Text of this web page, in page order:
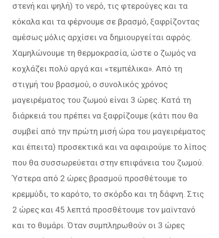
στενή και ψηλή) το νερό, τις φτερούγες και τα
κόκαλα και τα φέρνουμε σε βρασμό, ξαφρίζοντας
αμέσως μόλις αρχίσει να δημιουργείται αφρός.
Χαμηλώνουμε τη θερμοκρασία, ώστε ο ζωμός να
κοχλάζει πολύ αργά και «τεμπέλικα». Από τη
στιγμή του βρασμού, ο συνολικός χρόνος
μαγειρέματος του ζωμού είναι 3 ώρες. Κατά τη
διάρκειά του πρέπει να ξαφρίζουμε (κάτι που θα
συμβεί από την πρώτη μισή ώρα του μαγειρέματος
και έπειτα) προσεκτικά και να αφαιρούμε το λίπος
που θα συσσωρεύεται στην επιφάνεια του ζωμού.
Ύστερα από 2 ώρες βρασμού προσθέτουμε το
κρεμμύδι, το καρότο, το σκόρδο και τη δάφνη. Στις
2 ώρες και 45 λεπτά προσθέτουμε τον μαϊντανό
και το θυμάρι. Όταν συμπληρωθούν οι 3 ώρες